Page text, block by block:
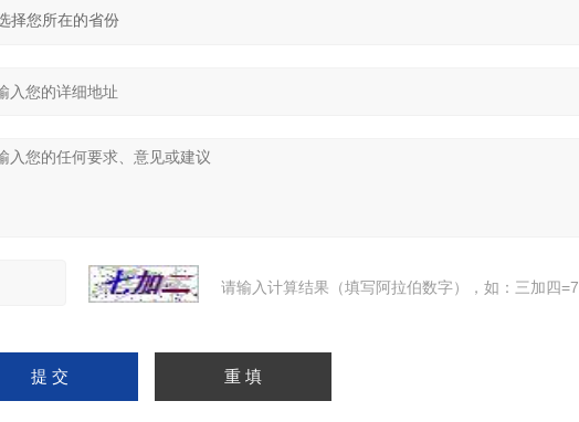
请输入计算结果（填写阿拉伯数字），如：三加四=7